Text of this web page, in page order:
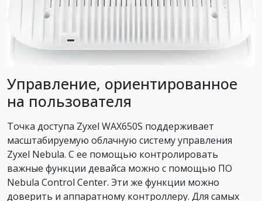
Управление, ориентированное
на пользователя
Точка доступа Zyxel WAX650S поддерживает
масштабируемую облачную систему управления
Zyxel Nebula. С ее помощью контролировать
важные функции девайса можно с помощью ПО
Nebula Control Center. Эти же функции можно
доверить и аппаратному контроллеру. Для самых